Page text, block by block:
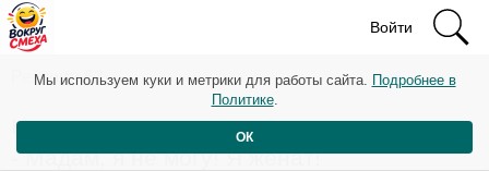
Войти
Рейтинг: 63
На пляже:
- Мадам, я не могу! Я женат!
Мы используем куки и метрики для работы сайта. Подробнее в
Политике.
ОК